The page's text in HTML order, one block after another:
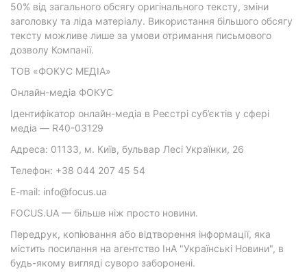
50% від загального обсягу оригінального тексту, зміни
заголовку та ліда матеріалу. Використання більшого обсягу
тексту можливе лише за умови отримання письмового
дозволу Компанії.
ТОВ «ФОКУС МЕДІА»
Онлайн-медіа ФОКУС
Ідентифікатор онлайн-медіа в Реєстрі суб’єктів у сфері
медіа — R40-03129
Адреса: 01133, м. Київ, бульвар Лесі Українки, 26
Телефон: +38 044 207 45 54
E-mail: info@focus.ua
FOCUS.UA — більше ніж просто новини.
Передрук, копіювання або відтворення інформації, яка
містить посилання на агентство ІнА "Українські Новини", в
будь-якому вигляді суворо заборонені.